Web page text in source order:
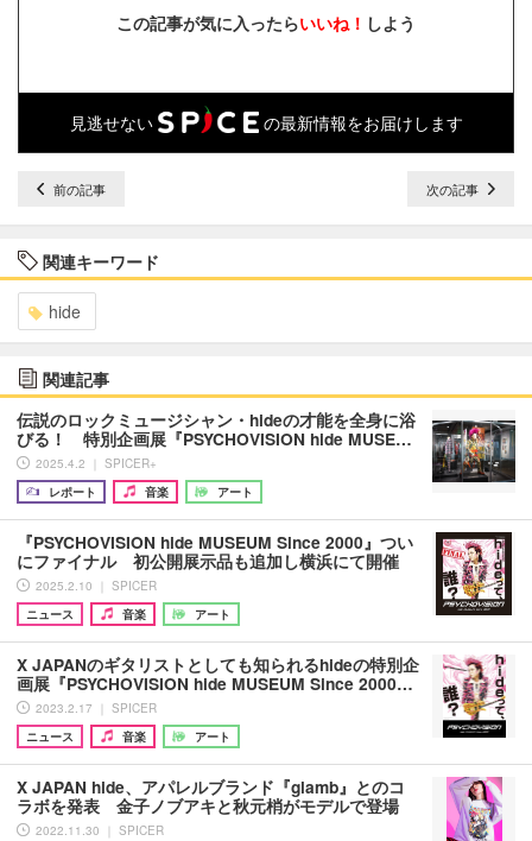
この記事が気に入ったらいいね！ しよう
見逃せない の最新情報をお届けします
前の記事 次の記事
関連キーワード
hide
関連記事
伝説のロックミュージシャン・hideの才能を全身に浴
びる！ 特別企画展『PSYCHOVISION hide MUSE…
2025.4.2 ｜ SPICER+
レポート
音楽 アート
『PSYCHOVISION hide MUSEUM Since 2000』つい
にファイナル 初公開展示品も追加し横浜にて開催
2025.2.10 ｜ SPICER
ニュース
音楽 アート
X JAPANのギタリストとしても知られるhideの特別企
画展『PSYCHOVISION hide MUSEUM Since 2000…
2023.2.17 ｜ SPICER
ニュース
音楽 アート
X JAPAN hide、アパレルブランド『glamb』とのコ
ラボを発表 金子ノブアキと秋元梢がモデルで登場
2022.11.30 ｜ SPICER